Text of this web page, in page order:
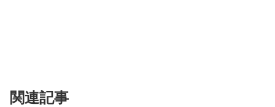
関連記事